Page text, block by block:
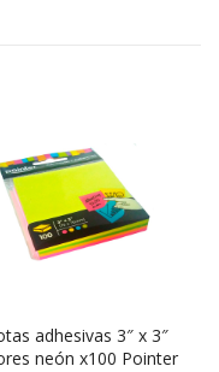
adhesivas 3″ x 3″
neón x100 Pointer